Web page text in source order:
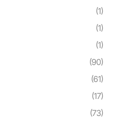
(1)
(1)
(1)
(90)
(61)
(17)
(73)